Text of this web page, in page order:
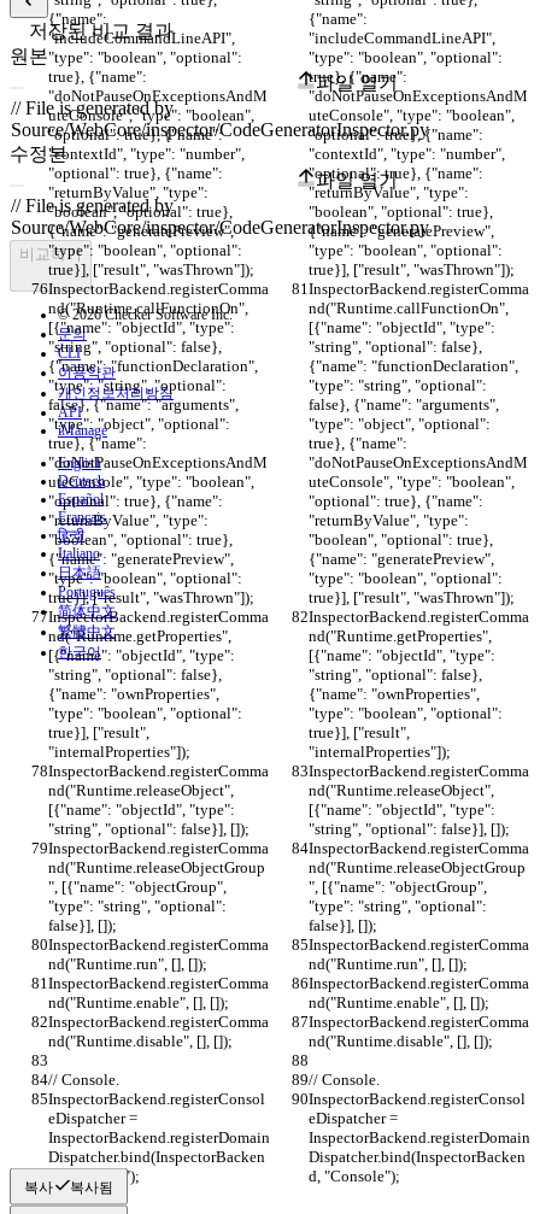
{"name":
"includeCommandLineAPI",
"type": "boolean", "optional":
true}, {"name":
"doNotPauseOnExceptionsAndM
uteConsole", "type": "boolean",
"optional": true}, {"name":
"contextId", "type": "number",
"optional": true}, {"name":
"returnByValue", "type":
"boolean", "optional": true},
{"name": "generatePreview",
"type": "boolean", "optional":
true}], ["result", "wasThrown"]);
{"name":
"includeCommandLineAPI",
"type": "boolean", "optional":
true}, {"name":
"doNotPauseOnExceptionsAndM
uteConsole", "type": "boolean",
"optional": true}, {"name":
"contextId", "type": "number",
"optional": true}, {"name":
"returnByValue", "type":
"boolean", "optional": true},
{"name": "generatePreview",
"type": "boolean", "optional":
true}], ["result", "wasThrown"]);
InspectorBackend.registerComma
nd("Runtime.callFunctionOn",
[{"name": "objectId", "type":
"string", "optional": false},
{"name": "functionDeclaration",
"type": "string", "optional":
false}, {"name": "arguments",
"type": "object", "optional":
true}, {"name":
"doNotPauseOnExceptionsAndM
uteConsole", "type": "boolean",
"optional": true}, {"name":
"returnByValue", "type":
"boolean", "optional": true},
{"name": "generatePreview",
"type": "boolean", "optional":
true}], ["result", "wasThrown"]);
InspectorBackend.registerComma
nd("Runtime.callFunctionOn",
[{"name": "objectId", "type":
"string", "optional": false},
{"name": "functionDeclaration",
"type": "string", "optional":
false}, {"name": "arguments",
"type": "object", "optional":
true}, {"name":
"doNotPauseOnExceptionsAndM
uteConsole", "type": "boolean",
"optional": true}, {"name":
"returnByValue", "type":
"boolean", "optional": true},
{"name": "generatePreview",
"type": "boolean", "optional":
true}], ["result", "wasThrown"]);
InspectorBackend.registerComma
nd("Runtime.getProperties",
[{"name": "objectId", "type":
"string", "optional": false},
{"name": "ownProperties",
"type": "boolean", "optional":
true}], ["result",
"internalProperties"]);
InspectorBackend.registerComma
nd("Runtime.getProperties",
[{"name": "objectId", "type":
"string", "optional": false},
{"name": "ownProperties",
"type": "boolean", "optional":
true}], ["result",
"internalProperties"]);
InspectorBackend.registerComma
nd("Runtime.releaseObject",
[{"name": "objectId", "type":
"string", "optional": false}], []);
InspectorBackend.registerComma
nd("Runtime.releaseObject",
[{"name": "objectId", "type":
"string", "optional": false}], []);
InspectorBackend.registerComma
nd("Runtime.releaseObjectGroup
", [{"name": "objectGroup",
"type": "string", "optional":
false}], []);
InspectorBackend.registerComma
nd("Runtime.releaseObjectGroup
", [{"name": "objectGroup",
"type": "string", "optional":
false}], []);
InspectorBackend.registerComma
nd("Runtime.run", [], []);
InspectorBackend.registerComma
nd("Runtime.run", [], []);
InspectorBackend.registerComma
nd("Runtime.enable", [], []);
InspectorBackend.registerComma
nd("Runtime.enable", [], []);
InspectorBackend.registerComma
nd("Runtime.disable", [], []);
InspectorBackend.registerComma
nd("Runtime.disable", [], []);
// Console.
// Console.
InspectorBackend.registerConsol
eDispatcher =
InspectorBackend.registerDomain
Dispatcher.bind(InspectorBacken
d, "Console");
InspectorBackend.registerConsol
eDispatcher =
InspectorBackend.registerDomain
Dispatcher.bind(InspectorBacken
d, "Console");
복사 복사됨
저장된 비교 결과
원본
파일 열기
수정본
파일 열기
비교하기
© 2026 Checker Software Inc.
문의
CLI
이용약관
개인정보처리방침
API
iManage
English
Deutsch
Español
Français
हिन्दी
Italiano
日本語
Português
简体中文
繁體中文
한국어